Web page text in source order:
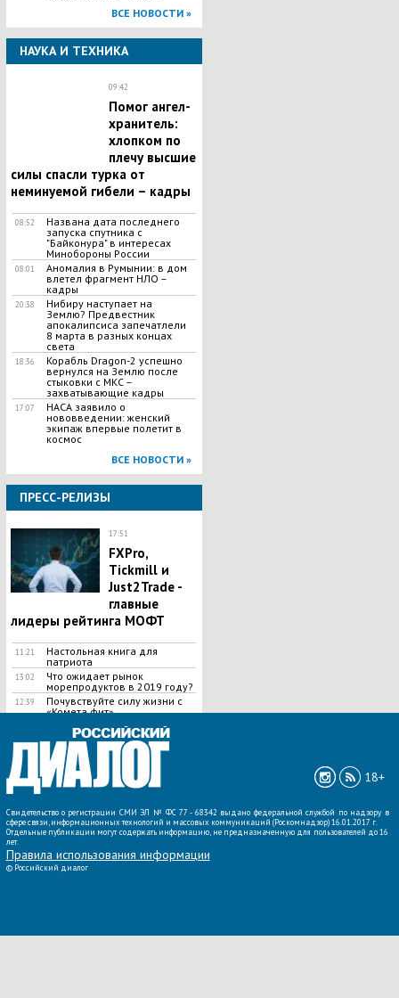
ВСЕ НОВОСТИ »
НАУКА И ТЕХНИКА
09:42
Помог ангел-
хранитель:
хлопком по
плечу высшие
силы спасли турка от
неминуемой гибели – кадры
08:52
Названа дата последнего
запуска спутника с
"Байконура" в интересах
Минобороны России
08:01
Аномалия в Румынии: в дом
влетел фрагмент НЛО –
кадры
20:38
Нибиру наступает на
Землю? Предвестник
апокалипсиса запечатлели
8 марта в разных концах
света
18:36
​Корабль Dragon-2 успешно
вернулся на Землю после
стыковки с МКС –
захватывающие кадры
17:07
​НАСА заявило о
нововведении: женский
экипаж впервые полетит в
космос
ВСЕ НОВОСТИ »
ПРЕСС-РЕЛИЗЫ
17:51
FXPro,
Tickmill и
Just2Trade -
главные
лидеры рейтинга МОФТ
11:21
Настольная книга для
патриота
13:02
Что ожидает рынок
морепродуктов в 2019 году?
12:39
Почувствуйте силу жизни с
«Комета.фит»
ВСЕ НОВОСТИ »
18+
Свидетельство о регистрации СМИ ЭЛ № ФС 77 - 68342 выдано федеральной службой по надзору в
сфере связи, информационных технологий и массовых коммуникаций (Роскомнадзор) 16.01.2017 г.
Отдельные публикации могут содержать информацию, не предназначенную для пользователей до 16
лет.
Правила использования информации
© Российский диалог